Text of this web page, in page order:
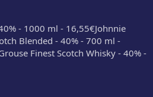
- 1000 ml - 16,55€Johnnie
Blended - 40% - 700 ml -
Finest Scotch Whisky - 40% -